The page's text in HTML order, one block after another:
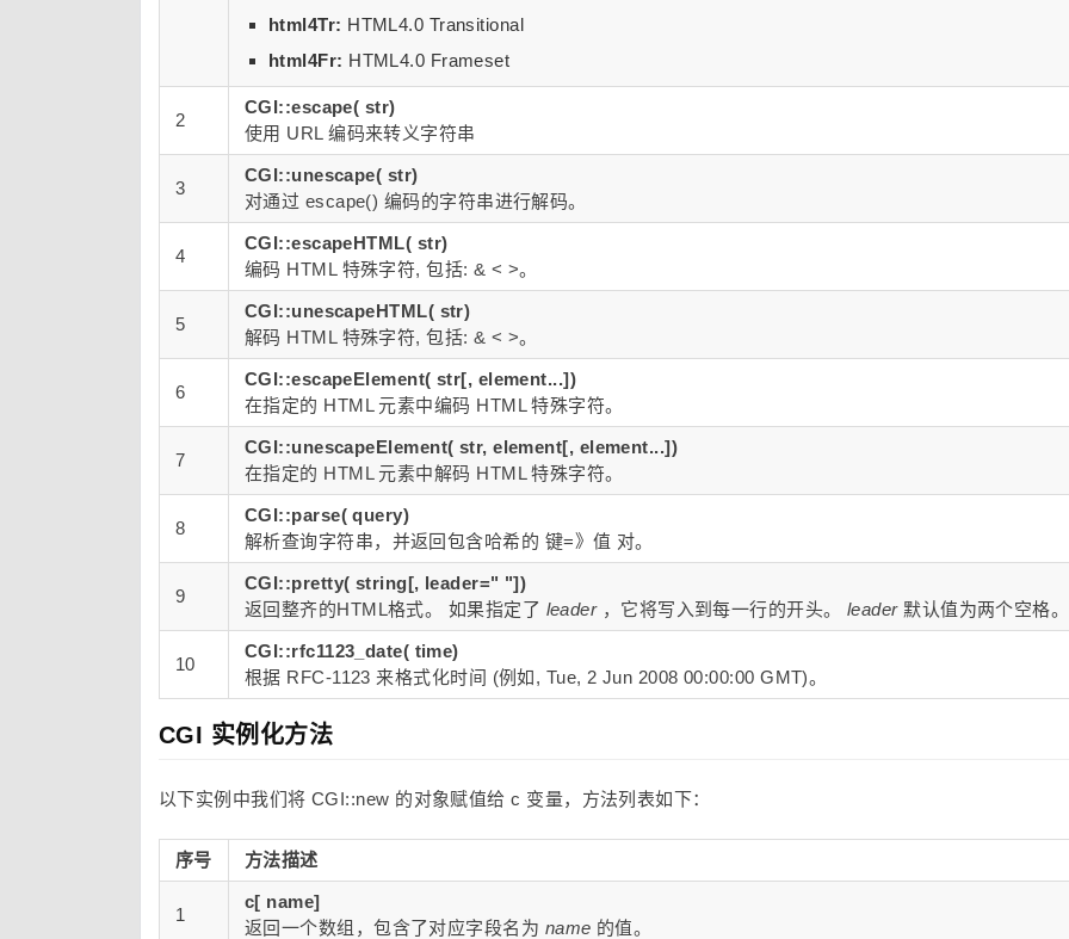
html4Tr: HTML4.0 Transitional
html4Fr: HTML4.0 Frameset
2
CGI::escape( str)
使用 URL 编码来转义字符串
3
CGI::unescape( str)
对通过 escape() 编码的字符串进行解码。
4
CGI::escapeHTML( str)
编码 HTML 特殊字符, 包括: & < >。
5
CGI::unescapeHTML( str)
解码 HTML 特殊字符, 包括: & < >。
6
CGI::escapeElement( str[, element...])
在指定的 HTML 元素中编码 HTML 特殊字符。
7
CGI::unescapeElement( str, element[, element...])
在指定的 HTML 元素中解码 HTML 特殊字符。
8
CGI::parse( query)
解析查询字符串，并返回包含哈希的 键=》值 对。
9
CGI::pretty( string[, leader=" "])
返回整齐的HTML格式。 如果指定了 leader，它将写入到每一行的开头。leader默认值为两个空格。
10
CGI::rfc1123_date( time)
根据 RFC-1123 来格式化时间 (例如, Tue, 2 Jun 2008 00:00:00 GMT)。
CGI 实例化方法
以下实例中我们将 CGI::new 的对象赋值给 c 变量，方法列表如下：
序号 方法描述
1
c[ name]
返回一个数组，包含了对应字段名为 name 的值。